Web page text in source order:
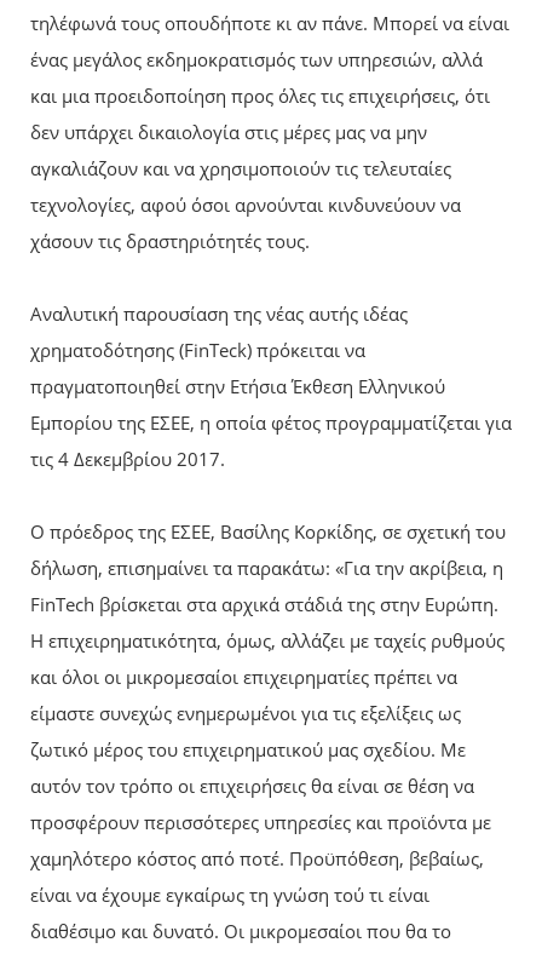
τηλέφωνά τους οπουδήποτε κι αν πάνε. Μπορεί να είναι
ένας μεγάλος εκδημοκρατισμός των υπηρεσιών, αλλά
και μια προειδοποίηση προς όλες τις επιχειρήσεις, ότι
δεν υπάρχει δικαιολογία στις μέρες μας να μην
αγκαλιάζουν και να χρησιμοποιούν τις τελευταίες
τεχνολογίες, αφού όσοι αρνούνται κινδυνεύουν να
χάσουν τις δραστηριότητές τους.
Αναλυτική παρουσίαση της νέας αυτής ιδέας
χρηματοδότησης (FinTeck) πρόκειται να
πραγματοποιηθεί στην Ετήσια Έκθεση Ελληνικού
Εμπορίου της ΕΣΕΕ, η οποία φέτος προγραμματίζεται για
τις 4 Δεκεμβρίου 2017.
Ο πρόεδρος της ΕΣΕΕ, Βασίλης Κορκίδης, σε σχετική του
δήλωση, επισημαίνει τα παρακάτω: «Για την ακρίβεια, η
FinTech βρίσκεται στα αρχικά στάδιά της στην Ευρώπη.
Η επιχειρηματικότητα, όμως, αλλάζει με ταχείς ρυθμούς
και όλοι οι μικρομεσαίοι επιχειρηματίες πρέπει να
είμαστε συνεχώς ενημερωμένοι για τις εξελίξεις ως
ζωτικό μέρος του επιχειρηματικού μας σχεδίου. Με
αυτόν τον τρόπο οι επιχειρήσεις θα είναι σε θέση να
προσφέρουν περισσότερες υπηρεσίες και προϊόντα με
χαμηλότερο κόστος από ποτέ. Προϋπόθεση, βεβαίως,
είναι να έχουμε εγκαίρως τη γνώση τού τι είναι
διαθέσιμο και δυνατό. Οι μικρομεσαίοι που θα το